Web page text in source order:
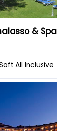
& Spa
Soft All Inclusive